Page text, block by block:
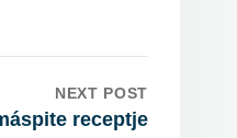
NEXT POST
receptje